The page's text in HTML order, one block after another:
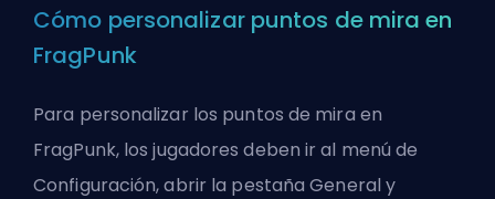
Cómo personalizar puntos de mira en
FragPunk
Para personalizar los puntos de mira en
FragPunk, los jugadores deben ir al menú de
Configuración, abrir la pestaña General y